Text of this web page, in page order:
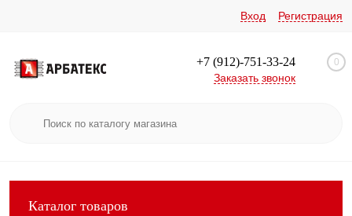
Вход Регистрация
+7 (912)-751-33-24
Заказать звонок
0
Каталог товаров